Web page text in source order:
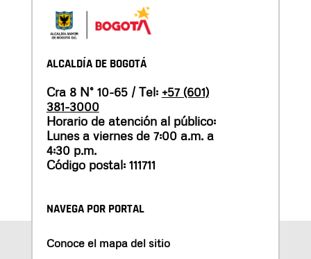
ALCALDÍA DE BOGOTÁ
Cra 8 N° 10-65 / Tel: +57 (601)
381-3000
Horario de atención al público:
Lunes a viernes de 7:00 a.m. a
4:30 p.m.
Código postal: 111711
NAVEGA POR PORTAL
Conoce el mapa del sitio